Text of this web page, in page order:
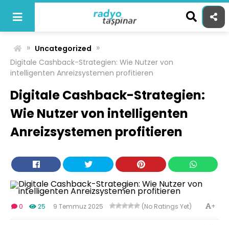
content
» Uncategorized »
Digitale Cashback-Strategien: Wie Nutzer von
intelligenten Anreizsystemen profitieren
Digitale Cashback-Strategien:
Wie Nutzer von intelligenten
Anreizsystemen profitieren
0 25 9 Temmuz 2025 (No Ratings Yet) +